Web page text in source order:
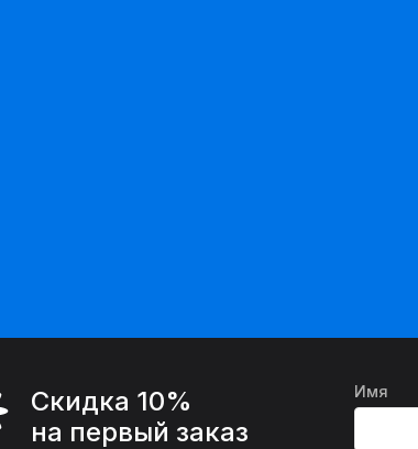
Скидка 10%
на первый заказ
Имя